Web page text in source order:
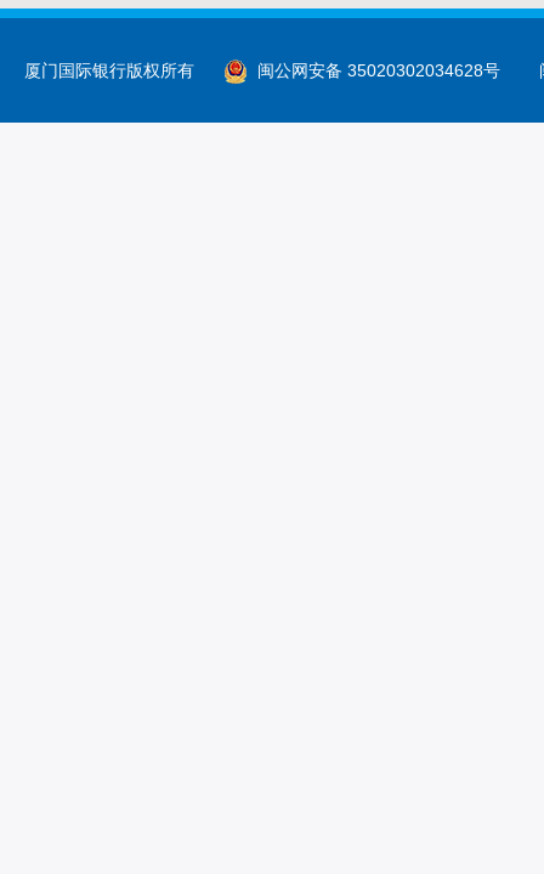
厦门国际银行版权所有 闽公网安备 35020302034628号